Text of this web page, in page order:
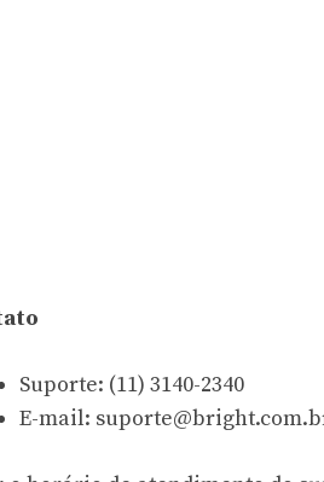
Suporte: (11) 3140-2340
E-mail: